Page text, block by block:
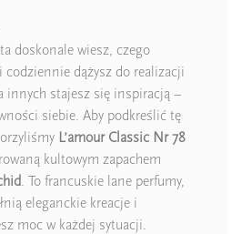
doskonale wiesz, czego
codziennie dążysz do realizacji
innych stajesz się inspiracją –
siebie. Aby podkreślić tę
L’amour Classic Nr 78
kultowym zapachem
. To francuskie lane perfumy,
eleganckie kreacje i
moc w każdej sytuacji.